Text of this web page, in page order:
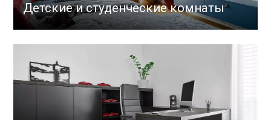
Детские и студенческие комнаты